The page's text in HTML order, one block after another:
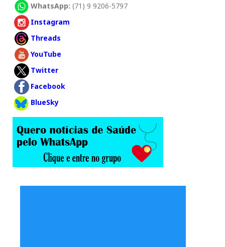
WhatsApp: (71) 9 9206-5797
Instagram
Threads
YouTube
Twitter
Facebook
BlueSky